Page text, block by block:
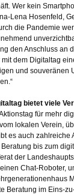
Wer kein
Lena Hosenfeld,
die Pandemie
den Anschluss an
dem Digitaltag
und souveränen
bietet viele
für mehr
lokalen Verein,
es auch zahlreiche
bis zum
der
Chat-Roboter,
Beratung im Eins-